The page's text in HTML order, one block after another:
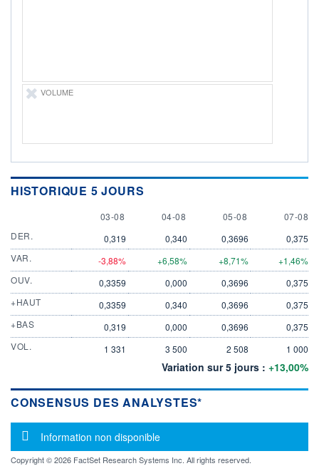
- -
Non éligible
Boursobank
VOLUME
HISTORIQUE 5 JOURS
3 AUGUST
03-08 4 AUGUST
04-08 5 AUGUST
05-08 7
07-08
DER.
0,319 0,340 0,3696
0,375
VAR.
-3,88% +6,58% +8,71%
+1,46%
OUV.
0,3359 0,000 0,3696
0,375
+HAUT
0,3359 0,340 0,3696
0,375
+BAS
0,319 0,000 0,3696
0,375
VOL.
1 331 3 500 2 508 1 000
Variation sur 5 jours : +13,00%
CONSENSUS DES ANALYSTES*
Message d'information
Information non disponible
Copyright © 2026 FactSet Research Systems Inc. All rights reserved.